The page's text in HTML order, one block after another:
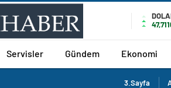
Servisler Gündem Ekonomi
3.Sayfa